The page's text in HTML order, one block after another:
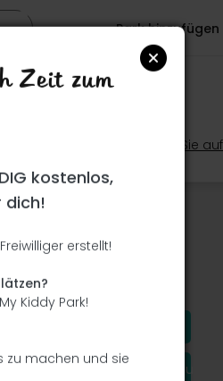
Park hinzufügen
Suchen Sie
! À toi de jouer !
parc en premier !
Ich füge die Ausrüstung hinzu
Zeit zum
kostenlos,
erstellt!
Kiddy Park!
zu machen und sie